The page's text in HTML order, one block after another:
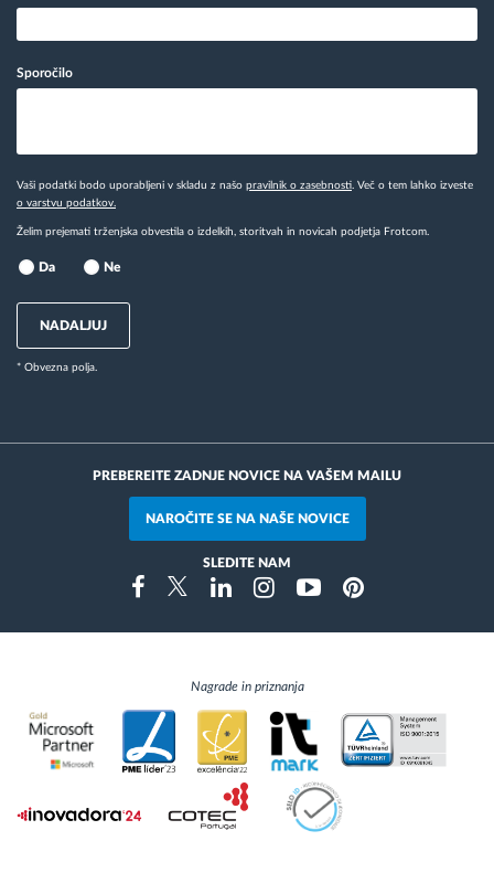
Sporočilo
Vaši podatki bodo uporabljeni v skladu z našo pravilnik o zasebnosti . Več o tem lahko izveste
o varstvu podatkov.
Želim prejemati trženjska obvestila o izdelkih, storitvah in novicah podjetja Frotcom.
Da Ne
NADALJUJ
* Obvezna polja.
PREBEREITE ZADNJE NOVICE NA VAŠEM MAILU
NAROČITE SE NA NAŠE NOVICE
SLEDITE NAM
FacebookTwitterLinkedinInstragramYoutubePinterest
Nagrade in priznanja